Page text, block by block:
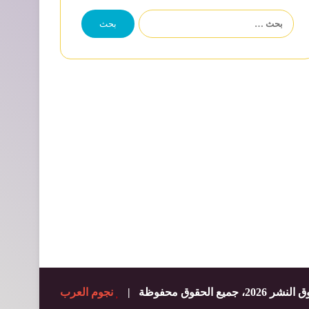
البحث
عن:
جميع الحقوق محفوظة | نجوم العرب